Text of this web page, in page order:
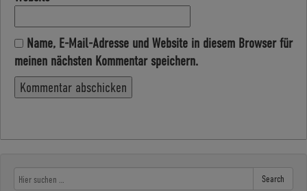
Name, E-Mail-Adresse und Website in diesem Browser für
meinen nächsten Kommentar speichern.
Search